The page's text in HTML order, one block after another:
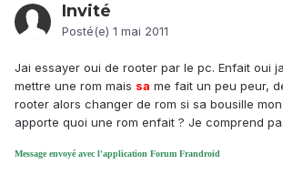
Invité
Posté(e) 1 mai 2011
Jai essayer oui de rooter par le pc. Enfait oui
mettre une rom mais sa me fait un peu peur,
rooter alors changer de rom si sa bousille
apporte quoi une rom enfait ? Je comprend
Message envoyé avec l'application Forum Frandroid